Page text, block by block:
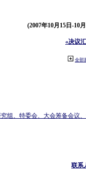
(2007年10月15日-10
«决议
全部
组、特委会、大会筹备会议
联系